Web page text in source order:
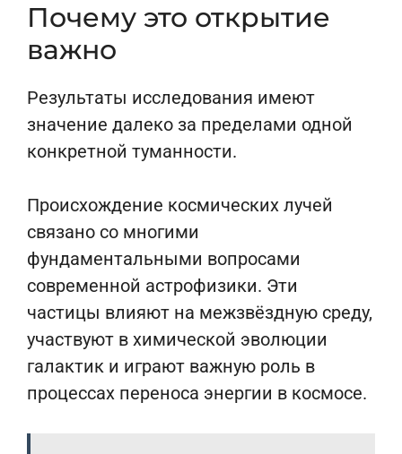
Почему это открытие
важно
Результаты исследования имеют
значение далеко за пределами одной
конкретной туманности.
Происхождение космических лучей
связано со многими
фундаментальными вопросами
современной астрофизики. Эти
частицы влияют на межзвёздную среду,
участвуют в химической эволюции
галактик и играют важную роль в
процессах переноса энергии в космосе.